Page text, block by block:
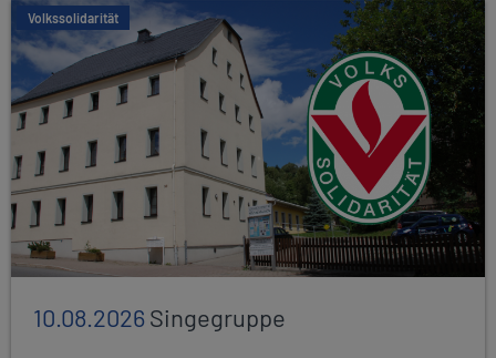
Volkssolidarität
10.08.2026Singegruppe